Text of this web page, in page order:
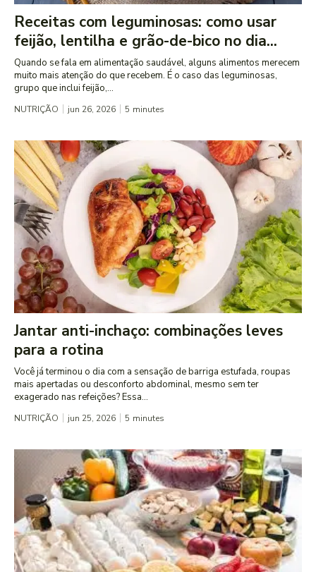
Receitas com leguminosas: como usar
feijão, lentilha e grão-de-bico no dia...
Quando se fala em alimentação saudável, alguns alimentos merecem
muito mais atenção do que recebem. É o caso das leguminosas,
grupo que inclui feijão,...
NUTRIÇÃO jun 26, 2026 5 minutes
Jantar anti-inchaço: combinações leves
para a rotina
Você já terminou o dia com a sensação de barriga estufada, roupas
mais apertadas ou desconforto abdominal, mesmo sem ter
exagerado nas refeições? Essa...
NUTRIÇÃO jun 25, 2026 5 minutes